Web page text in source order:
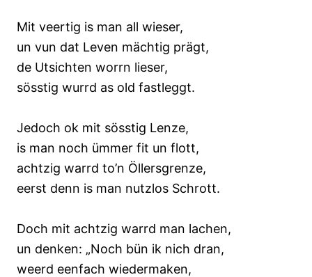
Mit veertig is man all wieser,
un vun dat Leven mächtig prägt,
de Utsichten worrn lieser,
sösstig wurrd as old fastleggt.
Jedoch ok mit sösstig Lenze,
is man noch ümmer fit un flott,
achtzig warrd to’n Öllersgrenze,
eerst denn is man nutzlos Schrott.
Doch mit achtzig warrd man lachen,
un denken: „Noch bün ik nich dran,
weerd eenfach wiedermaken,